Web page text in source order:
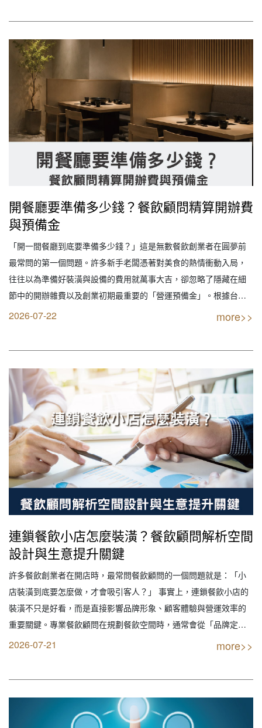
開餐廳要準備多少錢？餐飲顧問精算開辦費
與預備金
「開一間餐廳到底要準備多少錢？」這是無數餐飲創業者在圓夢前
最常問的第一個問題。許多新手老闆憑著對美食的熱情衝動入局，
往往以為準備好裝潢與設備的費用就萬事大吉，卻忽略了隱藏在細
節中的開辦雜費以及創業初期最重要的「營運預備金」。根據台灣
餐飲業統計，高達七成的餐廳在開店第一年內倒閉，其中最核心的
2026-07-22 more>>
連鎖餐飲小店怎麼裝潢？餐飲顧問解析空間
設計與生意提升關鍵
許多餐飲創業者在開店時，最常問餐飲顧問的一個問題就是：「小
店裝潢到底要怎麼做，才會吸引客人？」 事實上，連鎖餐飲小店的
裝潢不只是好看，而是直接影響品牌形象、顧客體驗與營運效率的
重要關鍵。專業餐飲顧問在規劃餐飲空間時，通常會從「品牌定
位、空間動線、消費體驗」三個層面整體思考，讓餐飲設計不只是
2026-07-21 more>>